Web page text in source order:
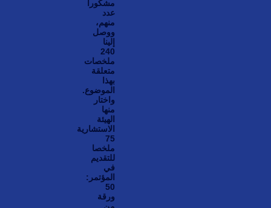
مشكوراً
عدد
منهم،
ووصل
إلينا
240
ملخصات
متعلقة
بهذا
الموضوع.
واختار
منها
الهيئة
الاستشارية
75
ملخصا
للتقديم
في
المؤتمر:
50
ورقة
من